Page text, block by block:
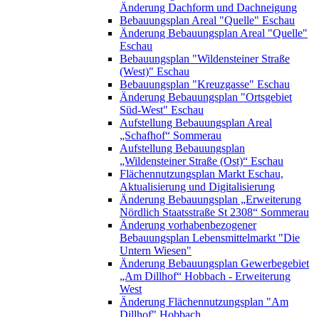
Änderung Dachform und Dachneigung
Bebauungsplan Areal "Quelle" Eschau
Änderung Bebauungsplan Areal "Quelle"
Eschau
Bebauungsplan "Wildensteiner Straße
(West)" Eschau
Bebauungsplan "Kreuzgasse" Eschau
Änderung Bebauungsplan "Ortsgebiet
Süd-West" Eschau
Aufstellung Bebauungsplan Areal
„Schafhof“ Sommerau
Aufstellung Bebauungsplan
„Wildensteiner Straße (Ost)“ Eschau
Flächennutzungsplan Markt Eschau,
Aktualisierung und Digitalisierung
Änderung Bebauungsplan „Erweiterung
Nördlich Staatsstraße St 2308“ Sommerau
Änderung vorhabenbezogener
Bebauungsplan Lebensmittelmarkt "Die
Untern Wiesen"
Änderung Bebauungsplan Gewerbegebiet
„Am Dillhof“ Hobbach - Erweiterung
West
Änderung Flächennutzungsplan "Am
Dillhof" Hobbach